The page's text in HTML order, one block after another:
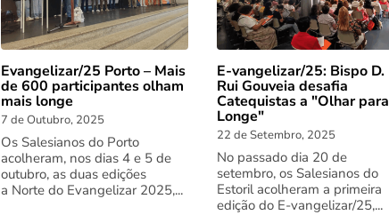
Evangelizar/25 Porto – Mais
de 600 participantes olham
mais longe
7 de Outubro, 2025
Os Salesianos do Porto
acolheram, nos dias 4 e 5 de
outubro, as duas edições
a Norte do Evangelizar 2025,...
E-vangelizar/25: Bispo D.
Rui Gouveia desafia
Catequistas a "Olhar para
Longe"
22 de Setembro, 2025
No passado dia 20 de
setembro, os Salesianos do
Estoril acolheram a primeira
edição do E-vangelizar/25,...